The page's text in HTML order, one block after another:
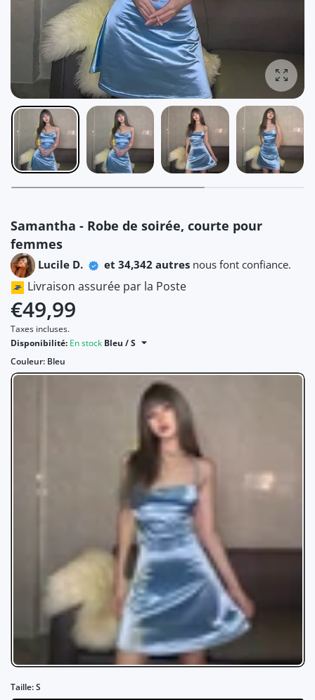
Samantha - Robe de soirée, courte pour
femmes
Lucile D. et 34,342 autres nous font confiance.
Livraison assurée par la Poste
€49,99
Taxes incluses.
Disponibilité: En stock Bleu / S
Couleur: Bleu
Taille:S